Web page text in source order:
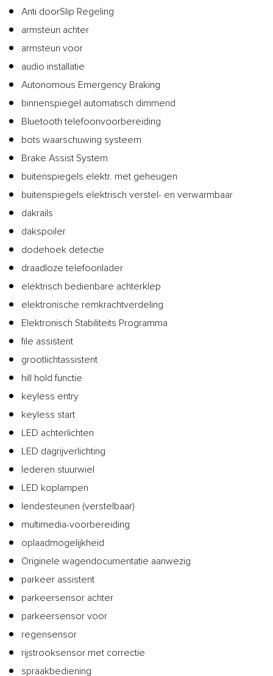
Anti doorSlip Regeling
armsteun achter
armsteun voor
audio installatie
Autonomous Emergency Braking
binnenspiegel automatisch dimmend
Bluetooth telefoonvoorbereiding
bots waarschuwing systeem
Brake Assist System
buitenspiegels elektr. met geheugen
buitenspiegels elektrisch verstel- en verwarmbaar
dakrails
dakspoiler
dodehoek detectie
draadloze telefoonlader
elektrisch bedienbare achterklep
elektronische remkrachtverdeling
Elektronisch Stabiliteits Programma
file assistent
grootlichtassistent
hill hold functie
keyless entry
keyless start
LED achterlichten
LED dagrijverlichting
lederen stuurwiel
LED koplampen
lendesteunen (verstelbaar)
multimedia-voorbereiding
oplaadmogelijkheid
Originele wagendocumentatie aanwezig
parkeer assistent
parkeersensor achter
parkeersensor voor
regensensor
rijstrooksensor met correctie
spraakbediening